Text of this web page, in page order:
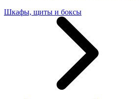
Шкафы, щиты и боксы